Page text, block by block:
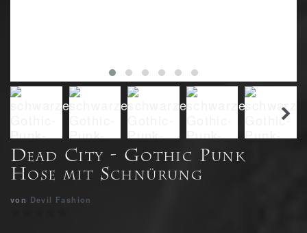
Dead City - Gothic Punk
Hose mit Schnürung
von Devil Fashion